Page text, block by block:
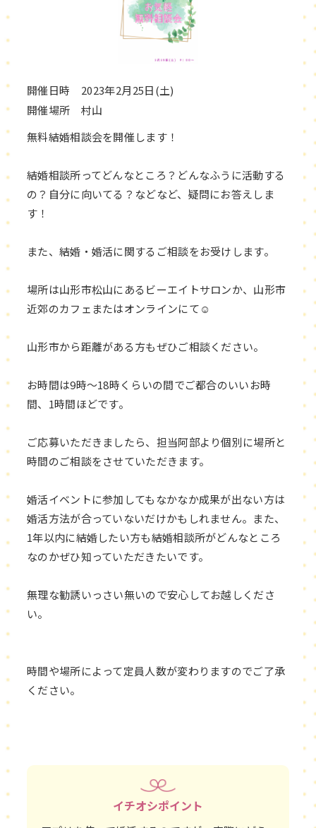
開催日時 2023年2月25日(土)
開催場所 村山
無料結婚相談会を開催します！
結婚相談所ってどんなところ？どんなふうに活動する
の？自分に向いてる？などなど、疑問にお答えしま
す！
また、結婚・婚活に関するご相談をお受けします。
場所は山形市松山にあるビーエイトサロンか、山形市
近郊のカフェまたはオンラインにて☺
山形市から距離がある方もぜひご相談ください。
お時間は9時～18時くらいの間でご都合のいいお時
間、1時間ほどです。
ご応募いただきましたら、担当阿部より個別に場所と
時間のご相談をさせていただきます。
婚活イベントに参加してもなかなか成果が出ない方は
婚活方法が合っていないだけかもしれません。また、
1年以内に結婚したい方も結婚相談所がどんなところ
なのかぜひ知っていただきたいです。
無理な勧誘いっさい無いので安心してお越しくださ
い。
時間や場所によって定員人数が変わりますのでご了承
ください。
イチオシポイント